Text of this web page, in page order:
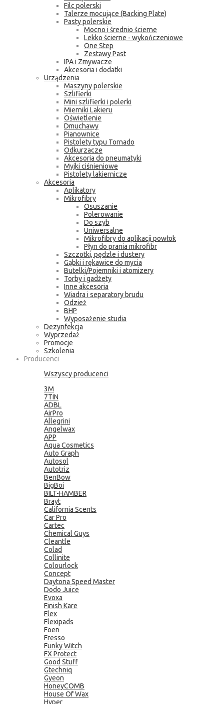
Filc polerski
Talerze mocujące (Backing Plate)
Pasty polerskie
Mocno i średnio ścierne
Lekko ścierne - wykończeniowe
One Step
Zestawy Past
IPA i Zmywacze
Akcesoria i dodatki
Urządzenia
Maszyny polerskie
Szlifierki
Mini szlifierki i polerki
Mierniki Lakieru
Oświetlenie
Dmuchawy
Pianownice
Pistolety typu Tornado
Odkurzacze
Akcesoria do pneumatyki
Myjki ciśnieniowe
Pistolety lakiernicze
Akcesoria
Aplikatory
Mikrofibry
Osuszanie
Polerowanie
Do szyb
Uniwersalne
Mikrofibry do aplikacji powłok
Płyn do prania mikrofibr
Szczotki, pędzle i dustery
Gąbki i rękawice do mycia
Butelki/Pojemniki i atomizery
Torby i gadżety
Inne akcesoria
Wiadra i separatory brudu
Odzież
BHP
Wyposażenie studia
Dezynfekcja
Wyprzedaż
Promocje
Szkolenia
Producenci
Wszyscy producenci
3M
7TIN
ADBL
AirPro
Allegrini
Angelwax
APP
Aqua Cosmetics
Auto Graph
Autosol
Autotriz
BenBow
BigBoi
BILT-HAMBER
Brayt
California Scents
Car Pro
Cartec
Chemical Guys
Cleantle
Colad
Collinite
Colourlock
Concept
Daytona Speed Master
Dodo Juice
Evoxa
Finish Kare
Flex
Flexipads
Foen
Fresso
Funky Witch
FX Protect
Good Stuff
Gtechniq
Gyeon
HoneyCOMB
House Of Wax
Hyper